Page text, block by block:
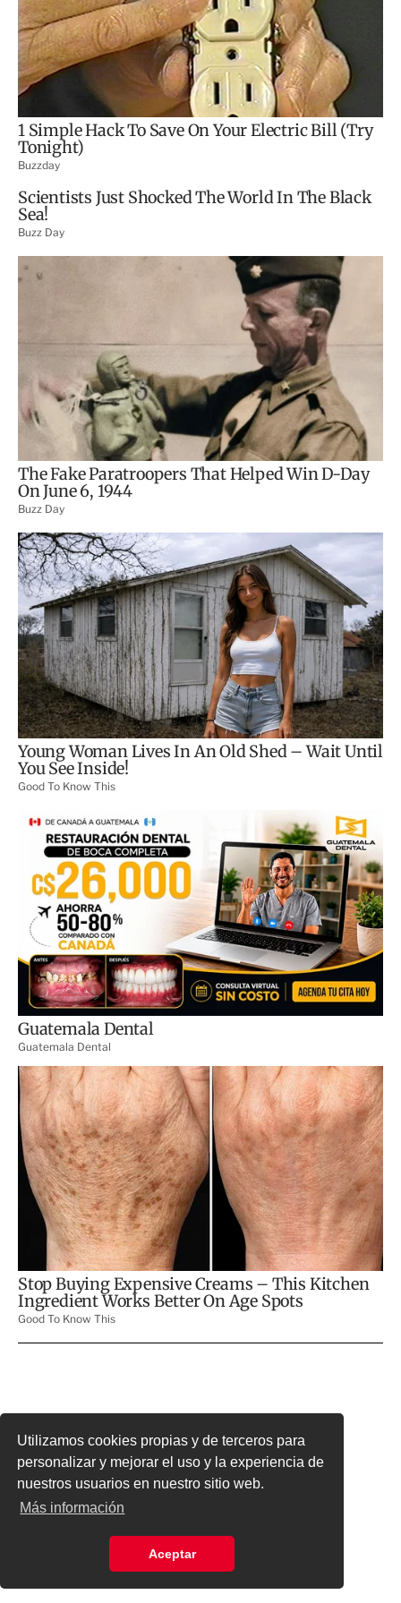
Utilizamos cookies propias y de terceros para
personalizar y mejorar el uso y la experiencia de
nuestros usuarios en nuestro sitio web.
Más información
Aceptar